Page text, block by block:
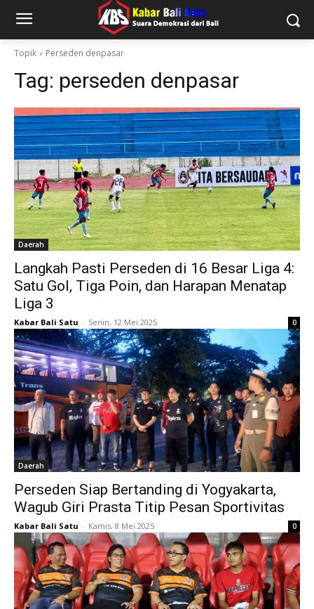
Topik Perseden denpasar
Tag: perseden denpasar
Daerah
Langkah Pasti Perseden di 16 Besar Liga 4:
Satu Gol, Tiga Poin, dan Harapan Menatap
Liga 3
Kabar Bali Satu - Senin, 12 Mei 2025 0
Daerah
Perseden Siap Bertanding di Yogyakarta,
Wagub Giri Prasta Titip Pesan Sportivitas
Kabar Bali Satu - Kamis, 8 Mei 2025 0